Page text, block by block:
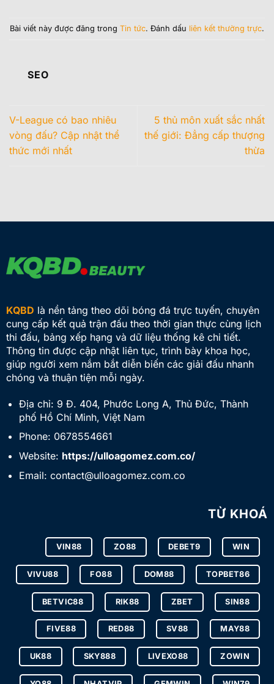
Bài viết này được đăng trong Tin tức. Đánh dấu liên kết thường trực.
SEO
V-League có bao nhiêu
vòng đấu? Cập nhật thể
thức mới nhất
5 thủ môn xuất sắc nhất
thế giới: Đẳng cấp thượng
thừa
KQBD là nền tảng theo dõi bóng đá trực tuyến, chuyên
cung cấp kết quả trận đấu theo thời gian thực cùng lịch
thi đấu, bảng xếp hạng và dữ liệu thống kê chi tiết.
Thông tin được cập nhật liên tục, trình bày khoa học,
giúp người xem nắm bắt diễn biến các giải đấu nhanh
chóng và thuận tiện mỗi ngày.
Địa chỉ: 9 Đ. 404, Phước Long A, Thủ Đức, Thành
phố Hồ Chí Minh, Việt Nam
Phone: 0678554661
Website: https://ulloagomez.com.co/
Email: contact@ulloagomez.com.co
TỪ KHOÁ
VIN88 ZO88 DEBET9 WIN
VIVU88 FO88 DOM88 TOPBET86
BETVIC88 RIK88 ZBET SIN88
FIVE88 RED88 SV88 MAY88
UK88 SKY888 LIVEXO88 ZOWIN